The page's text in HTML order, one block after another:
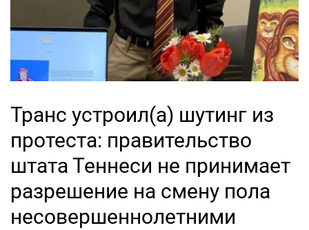
Транс устроил(а) шутинг из
протеста: правительство
штата Теннеси не принимает
разрешение на смену пола
несовершеннолетними